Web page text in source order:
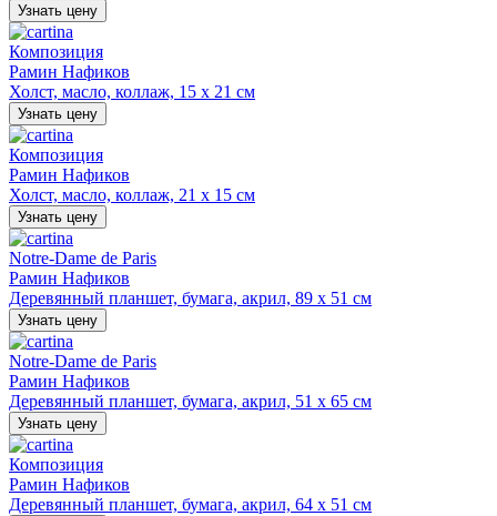
Узнать цену
Композиция
Рамин Нафиков
Холст, масло, коллаж, 15 х 21 см
Узнать цену
Композиция
Рамин Нафиков
Холст, масло, коллаж, 21 х 15 см
Узнать цену
Notre-Dame de Paris
Рамин Нафиков
Деревянный планшет, бумага, акрил, 89 х 51 см
Узнать цену
Notre-Dame de Paris
Рамин Нафиков
Деревянный планшет, бумага, акрил, 51 х 65 см
Узнать цену
Композиция
Рамин Нафиков
Деревянный планшет, бумага, акрил, 64 х 51 см